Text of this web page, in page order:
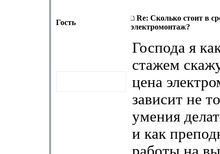
Гость
Re: Сколько стоит в
электромонтаж?
Господа я
стажем
цена
зависит не
умения
и как